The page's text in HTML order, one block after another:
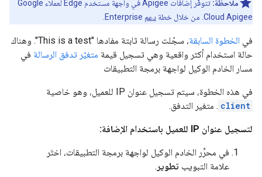
ملاحظة:
تتوفّر إضافات Apigee في واجهة مستخدم Edge لعملاء Google
Cloud Apigee. من خلال خطة
دعم
في الخطوة السابقة
، سجّلت رسالة ثابتة مفادها "This is a test". وهناك
حالة استخدام أكثر واقعية وهي تسجيل قيمة متغيّر تدفق الرسالة في
مسار الخادم الوكيل لواجهة برمجة التطبيقات
في هذه الخطوة، سيتم تسجيل عنوان IP للعميل، وهو خاصية
client . متغير التدفق.
لتسجيل عنوان IP للعميل باستخدام الإضافة:
في محرِّر الخادم الوكيل لواجهة برمجة التطبيقات، اختَر
علامة التبويب تطوير .